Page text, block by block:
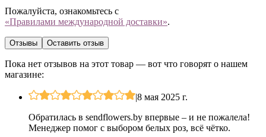
Пожалуйста, ознакомьтесь с
«Правилами международной доставки».
Отзывы Оставить отзыв
Пока нет отзывов на этот товар — вот что говорят о нашем
магазине:
|8 мая 2025 г.
Обратилась в sendflowers.by впервые – и не пожалела!
Менеджер помог с выбором белых роз, всё чётко.